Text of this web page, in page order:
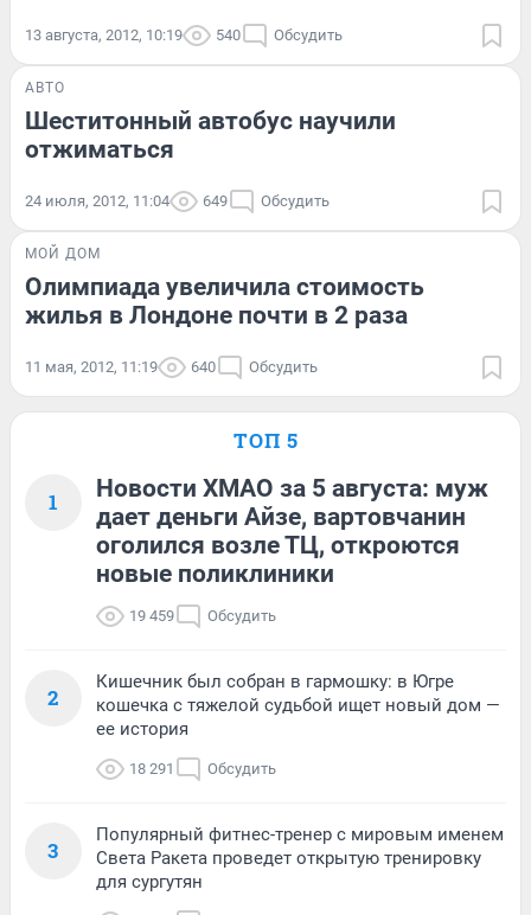
13 августа, 2012, 10:19 540 Обсудить
АВТО
Шеститонный автобус научили
отжиматься
24 июля, 2012, 11:04 649 Обсудить
МОЙ ДОМ
Олимпиада увеличила стоимость
жилья в Лондоне почти в 2 раза
11 мая, 2012, 11:19 640 Обсудить
ТОП 5
1
Новости ХМАО за 5 августа: муж
дает деньги Айзе, вартовчанин
оголился возле ТЦ, откроются
новые поликлиники
19 459 Обсудить
2
Кишечник был собран в гармошку: в Югре
кошечка с тяжелой судьбой ищет новый дом —
ее история
18 291 Обсудить
3
Популярный фитнес-тренер с мировым именем
Света Ракета проведет открытую тренировку
для сургутян